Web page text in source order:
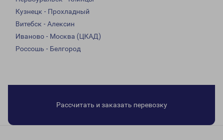
Кузнецк - Прохладный
Витебск - Алексин
Иваново - Москва (ЦКАД)
Россошь - Белгород
Рассчитать и заказать перевозку